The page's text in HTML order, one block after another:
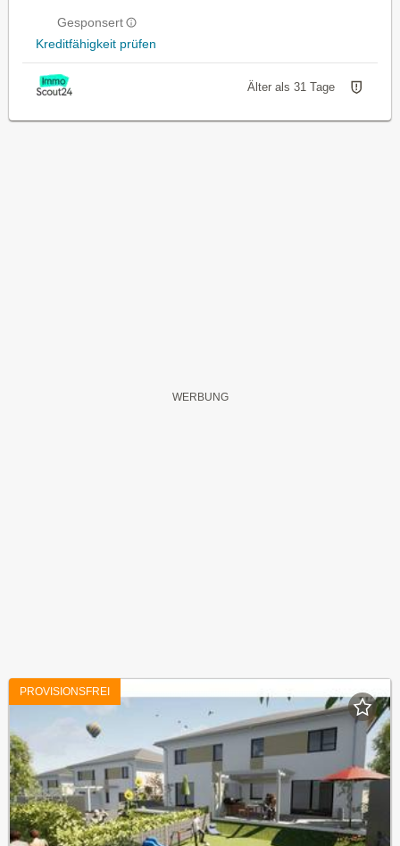
Gesponsert
Kreditfähigkeit prüfen
Älter als 31 Tage
PROVISIONSFREI